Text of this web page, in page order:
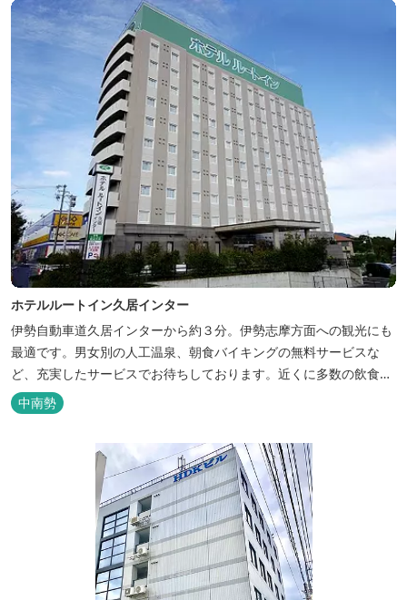
ホテルルートイン久居インター
伊勢自動車道久居インターから約３分。伊勢志摩方面への観光にも
最適です。男女別の人工温泉、朝食バイキングの無料サービスな
ど、充実したサービスでお待ちしております。近くに多数の飲食店
や物販店もあります。
中南勢